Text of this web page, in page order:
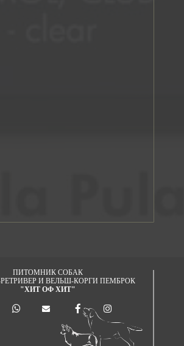
ПИТОМНИК СОБАК
И ВЕЛЬШ-КОРГИ ПЕМБРОК
"ХИТ ОФ ХИТ"